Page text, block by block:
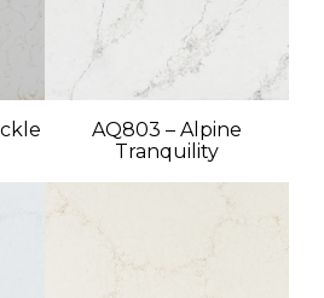
AQ803 – Alpine
Tranquility